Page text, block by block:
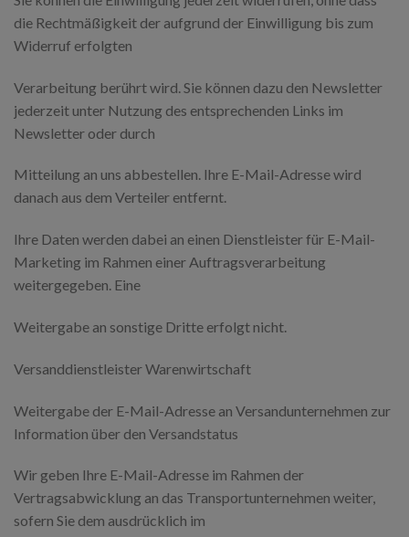
die Rechtmäßigkeit der aufgrund der Einwilligung bis zum
Widerruf erfolgten
Verarbeitung berührt wird. Sie können dazu den Newsletter
jederzeit unter Nutzung des entsprechenden Links im
Newsletter oder durch
Mitteilung an uns abbestellen. Ihre E-Mail-Adresse wird
danach aus dem Verteiler entfernt.
Ihre Daten werden dabei an einen Dienstleister für E-Mail-
Marketing im Rahmen einer Auftragsverarbeitung
weitergegeben. Eine
Weitergabe an sonstige Dritte erfolgt nicht.
Versanddienstleister Warenwirtschaft
Weitergabe der E-Mail-Adresse an Versandunternehmen zur
Information über den Versandstatus
Wir geben Ihre E-Mail-Adresse im Rahmen der
Vertragsabwicklung an das Transportunternehmen weiter,
sofern Sie dem ausdrücklich im